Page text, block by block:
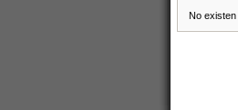
No existen